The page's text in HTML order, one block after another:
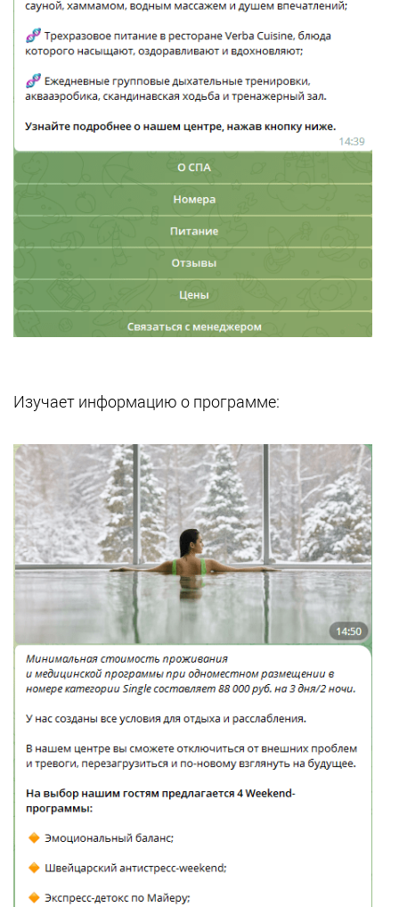
Изучает информацию о программе: